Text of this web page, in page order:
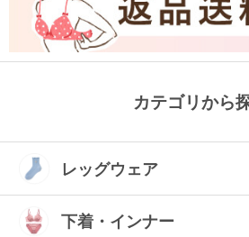
カテゴリから
レッグウェア
下着・インナー